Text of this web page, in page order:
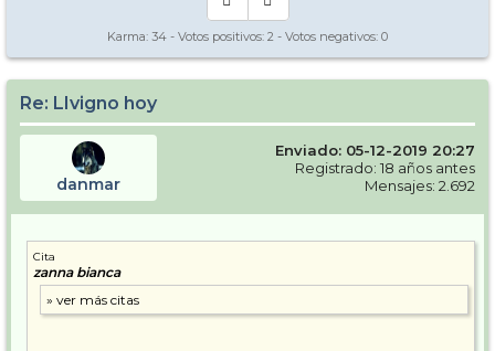
Karma: 34 - Votos positivos: 2 - Votos negativos: 0
Re: LIvigno hoy
danmar
Enviado: 05-12-2019 20:27
Registrado: 18 años antes
Mensajes: 2.692
Cita
zanna bianca